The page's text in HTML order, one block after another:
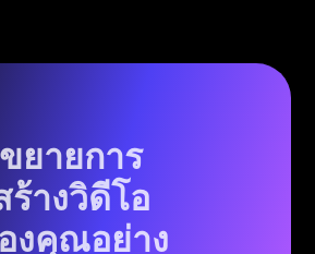
ขยายการ
ร้างวิดีโอ
งคุณอย่าง